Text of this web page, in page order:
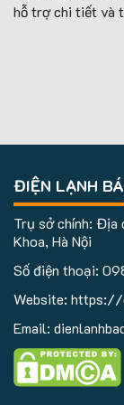
hỗ trợ chi tiết và
ĐIỆN LẠNH
Trụ sở chính: Địa
Khoa, Hà Nội
Số điện thoại:
Website: https://
Email: